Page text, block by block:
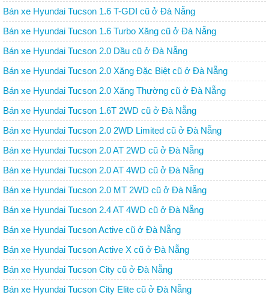
Bán xe Hyundai Tucson 1.6 T-GDI cũ ở Đà Nẵng
Bán xe Hyundai Tucson 1.6 Turbo Xăng cũ ở Đà Nẵng
Bán xe Hyundai Tucson 2.0 Dầu cũ ở Đà Nẵng
Bán xe Hyundai Tucson 2.0 Xăng Đặc Biệt cũ ở Đà Nẵng
Bán xe Hyundai Tucson 2.0 Xăng Thường cũ ở Đà Nẵng
Bán xe Hyundai Tucson 1.6T 2WD cũ ở Đà Nẵng
Bán xe Hyundai Tucson 2.0 2WD Limited cũ ở Đà Nẵng
Bán xe Hyundai Tucson 2.0 AT 2WD cũ ở Đà Nẵng
Bán xe Hyundai Tucson 2.0 AT 4WD cũ ở Đà Nẵng
Bán xe Hyundai Tucson 2.0 MT 2WD cũ ở Đà Nẵng
Bán xe Hyundai Tucson 2.4 AT 4WD cũ ở Đà Nẵng
Bán xe Hyundai Tucson Active cũ ở Đà Nẵng
Bán xe Hyundai Tucson Active X cũ ở Đà Nẵng
Bán xe Hyundai Tucson City cũ ở Đà Nẵng
Bán xe Hyundai Tucson City Elite cũ ở Đà Nẵng